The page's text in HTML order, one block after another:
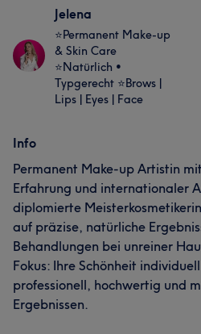
Jelena
⭐Permanent Make-up
& Skin Care
⭐Natürlich •
Typgerecht ⭐Brows |
Lips | Eyes | Face
Info
Permanent Make-up Artistin
Erfahrung und internationaler
diplomierte
auf präzise, natürliche
Behandlungen bei unreiner
Fokus: Ihre Schönheit
professionell, hochwertig und
Ergebnissen.